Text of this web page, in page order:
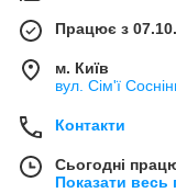
Працює з
м. Київ
вул. Сім'ї
Контакти
Сьогодні
Показати весь